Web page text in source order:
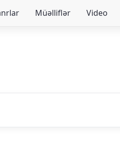
Müəlliflər Video